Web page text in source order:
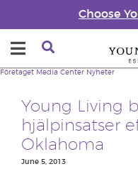
Choose
Företaget Media Center Nyheter
Young Living
hjälpinsatser
Oklahoma
June 5, 2013